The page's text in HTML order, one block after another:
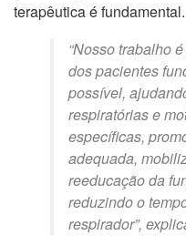
terapêutica é fundamental.
“Nosso trabalho
dos pacientes
possível,
respiratórias e
específicas,
adequada,
reeducação da
reduzindo o
respirador”,